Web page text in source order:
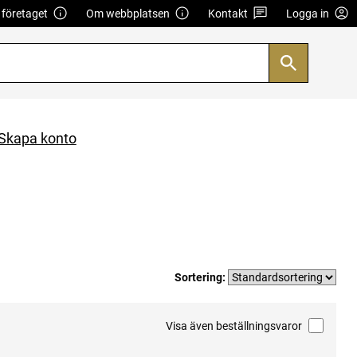
företaget Om webbplatsen Kontakt Logga in
konto
Sortering:
Visa även beställningsvaror